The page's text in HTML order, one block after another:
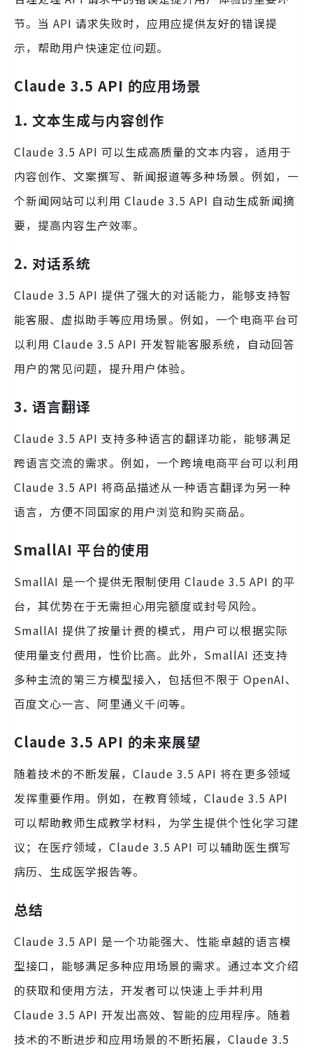
节。当 API 请求失败时，应用应提供友好的错误提
示，帮助用户快速定位问题。
Claude 3.5 API 的应用场景
1. 文本生成与内容创作
Claude 3.5 API 可以生成高质量的文本内容，适用于
内容创作、文案撰写、新闻报道等多种场景。例如，一
个新闻网站可以利用 Claude 3.5 API 自动生成新闻摘
要，提高内容生产效率。
2. 对话系统
Claude 3.5 API 提供了强大的对话能力，能够支持智
能客服、虚拟助手等应用场景。例如，一个电商平台可
以利用 Claude 3.5 API 开发智能客服系统，自动回答
用户的常见问题，提升用户体验。
3. 语言翻译
Claude 3.5 API 支持多种语言的翻译功能，能够满足
跨语言交流的需求。例如，一个跨境电商平台可以利用
Claude 3.5 API 将商品描述从一种语言翻译为另一种
语言，方便不同国家的用户浏览和购买商品。
SmallAI 平台的使用
SmallAI 是一个提供无限制使用 Claude 3.5 API 的平
台，其优势在于无需担心用完额度或封号风险。
SmallAI 提供了按量计费的模式，用户可以根据实际
使用量支付费用，性价比高。此外，SmallAI 还支持
多种主流的第三方模型接入，包括但不限于 OpenAI、
百度文心一言、阿里通义千问等。
Claude 3.5 API 的未来展望
随着技术的不断发展，Claude 3.5 API 将在更多领域
发挥重要作用。例如，在教育领域，Claude 3.5 API
可以帮助教师生成教学材料，为学生提供个性化学习建
议；在医疗领域，Claude 3.5 API 可以辅助医生撰写
病历、生成医学报告等。
总结
Claude 3.5 API 是一个功能强大、性能卓越的语言模
型接口，能够满足多种应用场景的需求。通过本文介绍
的获取和使用方法，开发者可以快速上手并利用
Claude 3.5 API 开发出高效、智能的应用程序。随着
技术的不断进步和应用场景的不断拓展，Claude 3.5